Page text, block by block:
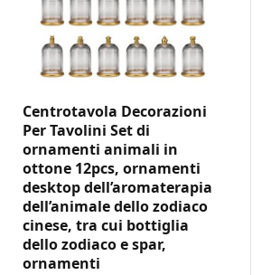
Centrotavola Decorazioni
Per Tavolini Set di
ornamenti animali in
ottone 12pcs, ornamenti
desktop dell’aromaterapia
dell’animale dello zodiaco
cinese, tra cui bottiglia
dello zodiaco e spar,
ornamenti